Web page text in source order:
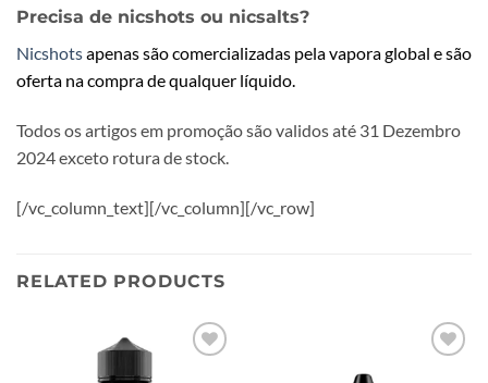
Precisa de nicshots ou nicsalts?
Nicshotsapenas são comercializadas pela vapora global e são
oferta na compra de qualquer líquido.
Todos os artigos em promoção são validos até 31 Dezembro
2024 exceto rotura de stock.
[/vc_column_text][/vc_column][/vc_row]
RELATED PRODUCTS